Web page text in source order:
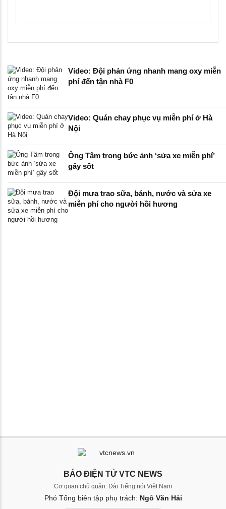
Video: Đội phản ứng nhanh mang oxy miễn
phí đến tận nhà F0
Video: Quán chay phục vụ miễn phí ở Hà
Nội
Ông Tâm trong bức ảnh ‘sửa xe miễn phí’
gây sốt
Đội mưa trao sữa, bánh, nước và sửa xe
miễn phí cho người hồi hương
BÁO ĐIỆN TỬ VTC NEWS
Cơ quan chủ quản: Đài Tiếng nói Việt Nam
Phó Tổng biên tập phụ trách: Ngô Văn Hải